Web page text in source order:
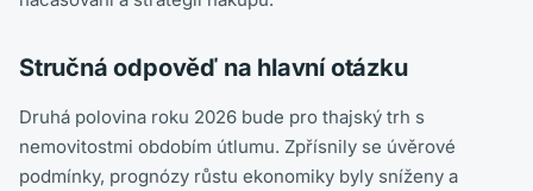
Stručná odpověď na hlavní otázku
Druhá polovina roku 2026 bude pro thajský trh s
nemovitostmi obdobím útlumu. Zpřísnily se úvěrové
podmínky, prognózy růstu ekonomiky byly sníženy a